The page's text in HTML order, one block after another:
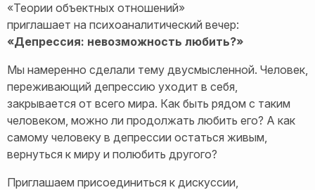
«Теории объектных отношений»
приглашает на психоаналитический вечер:
«Депрессия: невозможность любить?»
Мы намеренно сделали тему двусмысленной. Человек,
переживающий депрессию уходит в себя,
закрывается от всего мира. Как быть рядом с таким
человеком, можно ли продолжать любить его? А как
самому человеку в депрессии остаться живым,
вернуться к миру и полюбить другого?
Приглашаем присоединиться к дискуссии,